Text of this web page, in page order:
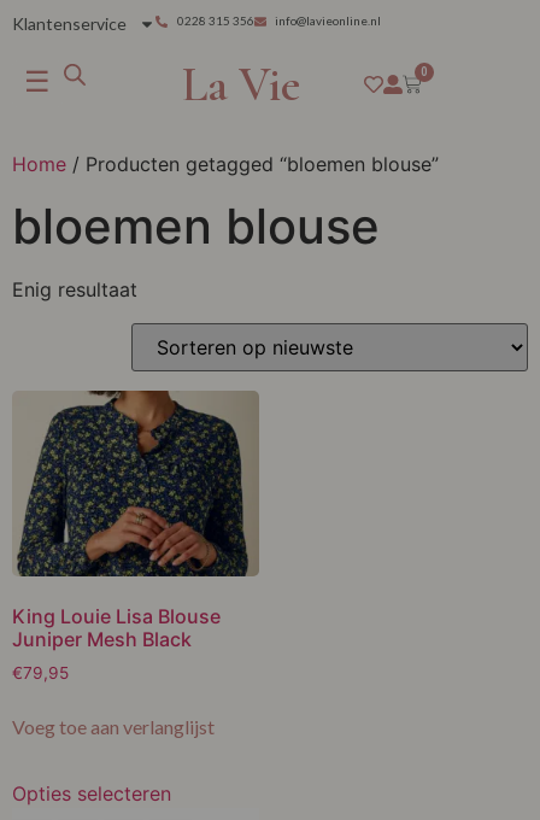
Klantenservice 0228 315 356 info@lavieonline.nl
☰ La Vie 0
Home / Producten getagged “bloemen blouse”
bloemen blouse
Enig resultaat
King Louie Lisa Blouse
Juniper Mesh Black
€79,95
Voeg toe aan verlanglijst
Opties selecteren